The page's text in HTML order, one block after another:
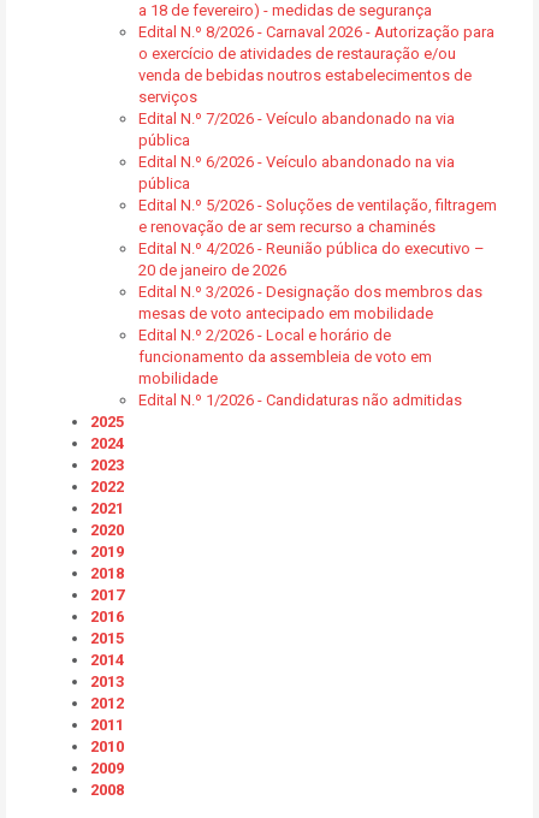
a 18 de fevereiro) - medidas de segurança
Edital N.º 8/2026 - Carnaval 2026 - Autorização para
o exercício de atividades de restauração e/ou
venda de bebidas noutros estabelecimentos de
serviços
Edital N.º 7/2026 - Veículo abandonado na via
pública
Edital N.º 6/2026 - Veículo abandonado na via
pública
Edital N.º 5/2026 - Soluções de ventilação, filtragem
e renovação de ar sem recurso a chaminés
Edital N.º 4/2026 - Reunião pública do executivo –
20 de janeiro de 2026
Edital N.º 3/2026 - Designação dos membros das
mesas de voto antecipado em mobilidade
Edital N.º 2/2026 - Local e horário de
funcionamento da assembleia de voto em
mobilidade
Edital N.º 1/2026 - Candidaturas não admitidas
2025
2024
2023
2022
2021
2020
2019
2018
2017
2016
2015
2014
2013
2012
2011
2010
2009
2008